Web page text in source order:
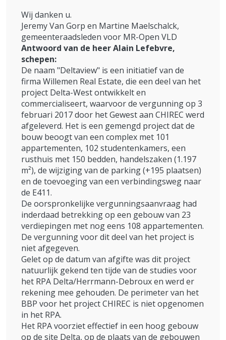
Wij danken u.
Jeremy Van Gorp en Martine Maelschalck,
gemeenteraadsleden voor MR-Open VLD
Antwoord van de heer Alain Lefebvre,
schepen:
De naam "Deltaview" is een initiatief van de
firma Willemen Real Estate, die een deel van het
project Delta-West ontwikkelt en
commercialiseert, waarvoor de vergunning op 3
februari 2017 door het Gewest aan CHIREC werd
afgeleverd. Het is een gemengd project dat de
bouw beoogt van een complex met 101
appartementen, 102 studentenkamers, een
rusthuis met 150 bedden, handelszaken (1.197
m²), de wijziging van de parking (+195 plaatsen)
en de toevoeging van een verbindingsweg naar
de E411.
De oorspronkelijke vergunningsaanvraag had
inderdaad betrekking op een gebouw van 23
verdiepingen met nog eens 108 appartementen.
De vergunning voor dit deel van het project is
niet afgegeven.
Gelet op de datum van afgifte was dit project
natuurlijk gekend ten tijde van de studies voor
het RPA Delta/Herrmann-Debroux en werd er
rekening mee gehouden. De perimeter van het
BBP voor het project CHIREC is niet opgenomen
in het RPA.
Het RPA voorziet effectief in een hoog gebouw
op de site Delta, op de plaats van de gebouwen